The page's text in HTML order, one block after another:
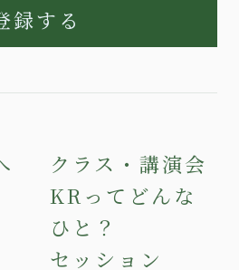
録する
クラス・講演会
KRってどんな
ひと？
セッション